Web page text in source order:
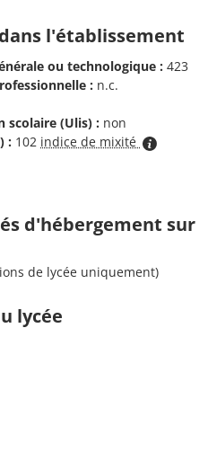
l'établissement
ou technologique : 423
: n.c.
scolaire (Ulis) : non
: 102 indice de mixité
d'hébergement sur
de lycée uniquement)
lycée